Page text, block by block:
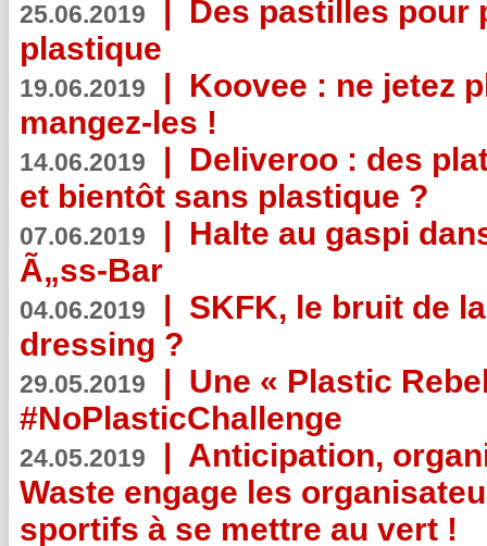
25.06.2019 | Des pastilles pour
plastique
19.06.2019 | Koovee : ne jetez
mangez-les !
14.06.2019 | Deliveroo : des
et bientôt sans plastique ?
07.06.2019 | Halte au gaspi
Ã„ss-Bar
04.06.2019 | SKFK, le bruit de
dressing ?
29.05.2019 | Une « Plastic
#NoPlasticChallenge
24.05.2019 | Anticipation,
Waste engage les
sportifs à se mettre au vert !